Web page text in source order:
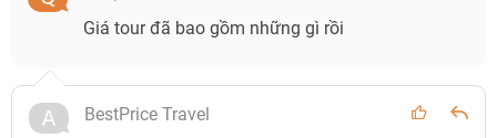
Giá tour đã bao gồm những gì rồi
BestPrice Travel